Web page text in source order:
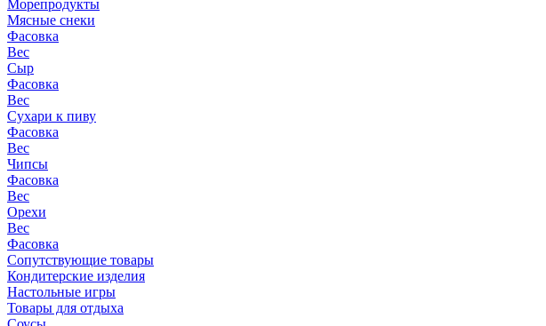
Морепродукты
Мясные снеки
Фасовка
Вес
Сыр
Фасовка
Вес
Сухари к пиву
Фасовка
Вес
Чипсы
Фасовка
Вес
Орехи
Вес
Фасовка
Сопутствующие товары
Кондитерские изделия
Настольные игры
Товары для отдыха